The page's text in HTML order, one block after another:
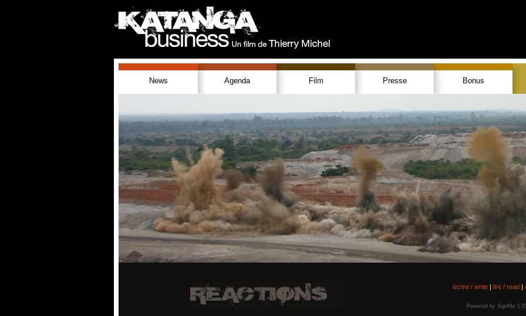
News Agenda Film Presse Bonus
écrire / write | lire / read |
Powered by SignMe